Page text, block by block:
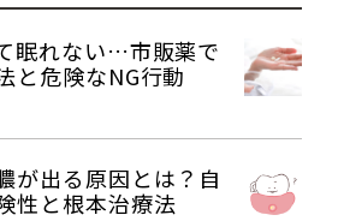
眠れない…市販薬で
と危険なNG行動
が出る原因とは？自
性と根本治療法